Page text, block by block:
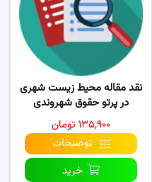
نقد مقاله محیط زیست شهری
در پرتو حقوق شهروندی
۱۳۵,۹۰۰ تومان
توضیحات
خرید